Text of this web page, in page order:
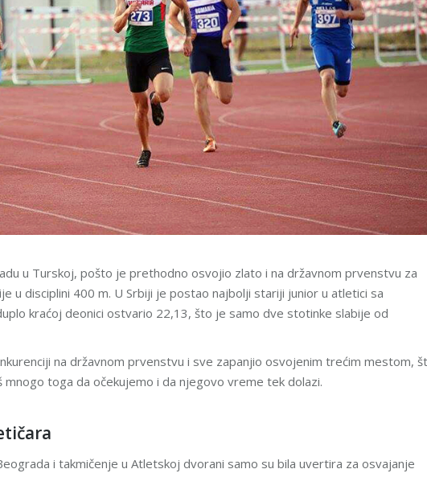
u Turskoj, pošto je prethodno osvojio zlato i na državnom prvenstvu za
u disciplini 400 m. U Srbiji je postao najbolji stariji junior u atletici sa
kraćoj deonici ostvario 22,13, što je samo dve stotinke slabije od
na državnom prvenstvu i sve zapanjio osvojenim trećim mestom,
toga da očekujemo i da njegovo vreme tek dolazi.
i takmičenje u Atletskoj dvorani samo su bila uvertira za osvajanje